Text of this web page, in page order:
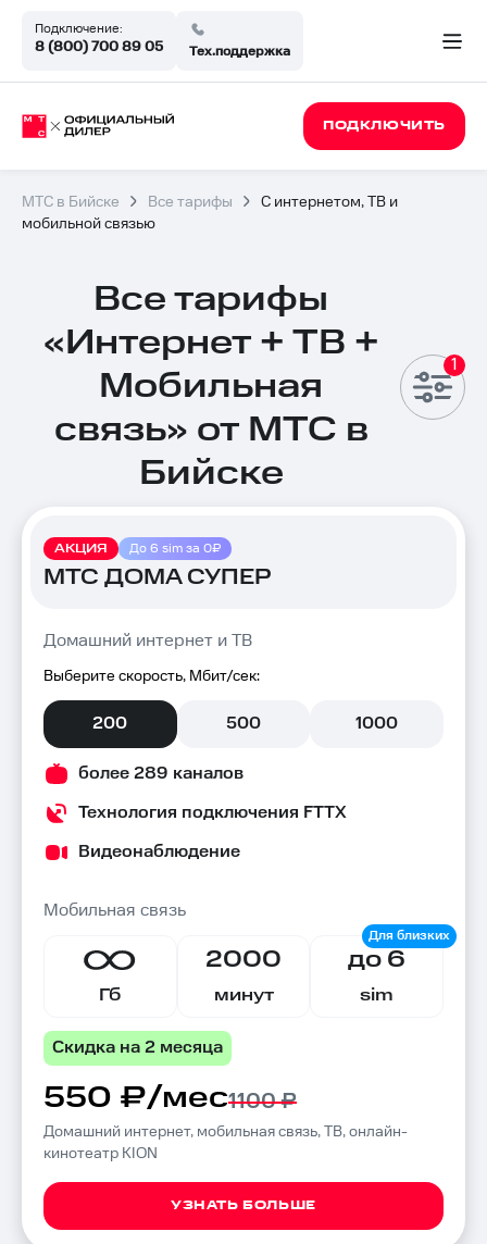
Подключение:
8 (800) 700 89 05 Тех.поддержка
ПОДКЛЮЧИТЬ
МТС в Бийске Все тарифы
С интернетом, ТВ и
мобильной связью
Все тарифы
«Интернет + ТВ +
Мобильная
связь» от МТС в
Бийске
Тарифы
АКЦИЯ До 6 sim за 0₽
МТС ДОМА СУПЕР
Домашний интернет и ТВ
Выберите скорость, Мбит/сек:
200 500 1000
более 289 каналов
Технология подключения FTTX
Видеонаблюдение
Мобильная связь
Гб
2000
минут
до 6
sim
Скидка на 2 месяца
550 ₽/мес1100 ₽
Домашний интернет, мобильная связь, ТВ, онлайн-
кинотеатр KION
УЗНАТЬ БОЛЬШЕ